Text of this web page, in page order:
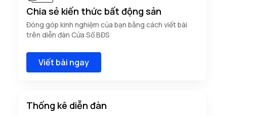
Chia sẻ kiến thức bất động sản
Đóng góp kinh nghiệm của bạn bằng cách viết bài
trên diễn đàn Cửa Sổ BĐS
Viết bài ngay
Thống kê diễn đàn